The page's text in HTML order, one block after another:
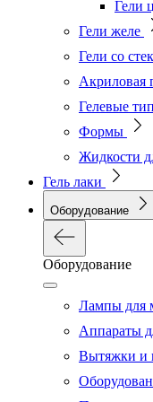
Гели
Гели желе
Гели со
Акриловая
Гелевые
Формы
Жидкости
Гель лаки
Оборудование
Оборудование
Лампы для
Аппараты
Вытяжки и